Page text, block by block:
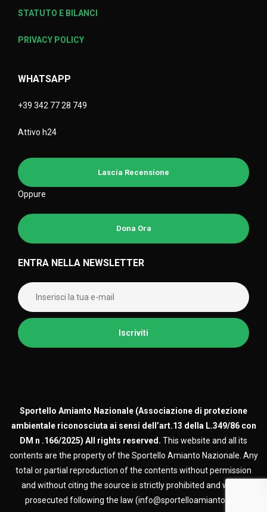
STATUTO E BILANCI
PRIVACY POLICY
WHATSAPP
+39 342 77 28 749
Attivo h24
Lascia Recensione
Oppure
Dona Ora
ENTRA NELLA NEWSLETTER
Sportello Amianto Nazionale (Associazione di protezione
ambientale riconosciuta ai sensi dell’art.13 della L.349/86 con
DM n .166/2025) All rights reserved. This website and all its
contents are the property of the Sportello Amianto Nazionale. Any
total or partial reproduction of the contents without permission
and without citing the source is strictly prohibited and will be
prosecuted following the law (info@sportelloamianto.org)